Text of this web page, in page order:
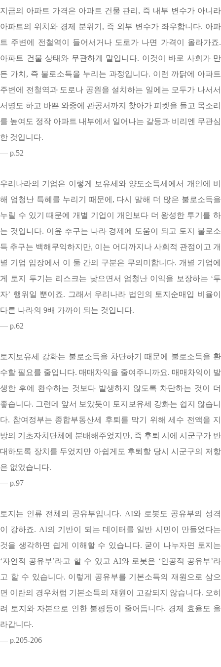
지금의 아파트 가격은 아파트 건물 관리, 즉 내부 변수가 아니라
아파트의 위치와 경제 분위기, 즉 외부 변수가 좌우합니다. 아파
트 주변에 전철역이 들어서거나 도로가 나면 가격이 올라가죠.
아파트 건물 상태와 무관하게 말입니다. 이것이 바로 사회가 만
든 가치, 즉 불로소득을 누리는 과정입니다. 이런 까닭에 아파트
주변에 전철역과 도로나 공원을 설치하는 일에는 모두가 나서서
서명도 하고 바쁜 와중에 관공서까지 찾아가 피켓을 들고 목소리
를 높여도 정작 아파트 내부에서 일어나는 갈등과 비리엔 무관심
한 것입니다.
— p.52
우리나라의 기업은 이렇게 보유세와 양도소득세에서 개인에 비
해 엄청난 특혜를 누리기 때문에, 다시 말해 더 많은 불로소득을
누릴 수 있기 때문에 개별 기업이 개인보다 더 왕성한 투기를 하
는 것입니다. 이윤 추구는 나라 경제에 도움이 되고 토지 불로소
득 추구는 백해무익하지만, 이는 어디까지나 사회적 관점이고 개
별 기업 입장에서 이 둘 간의 구분은 무의미합니다. 개별 기업에
게 토지 투기는 리스크는 낮으면서 엄청난 이익을 보장하는 ‘투
자’ 행위일 뿐이죠. 그래서 우리나라 법인의 토지순매입 비율이
다른 나라의 9배 가까이 되는 것입니다.
— p.62
토지보유세 강화는 불로소득을 차단하기 때문에 불로소득을 환
수할 필요를 줄입니다. 매매차익을 줄여주니까요. 매매차익이 발
생한 후에 환수하는 것보다 발생하지 않도록 차단하는 것이 더
좋습니다. 그런데 앞서 보았듯이 토지보유세 강화는 쉽지 않습니
다. 참여정부는 종합부동산세 후퇴를 막기 위해 세수 전액을 지
방의 기초자치단체에 분배해주었지만, 즉 후퇴 시에 시군구가 반
대하도록 장치를 두었지만 아쉽게도 후퇴할 당시 시군구의 저항
은 없었습니다.
— p.97
토지는 인류 전체의 공유부입니다. AI와 로봇도 공유부의 성격
이 강하죠. AI의 기반이 되는 데이터를 일반 시민이 만들었다는
것을 생각하면 쉽게 이해할 수 있습니다. 굳이 나누자면 토지는
‘자연적 공유부’라고 할 수 있고 AI와 로봇은 ‘인공적 공유부’라
고 할 수 있습니다. 이렇게 공유부를 기본소득의 재원으로 삼으
면 이란의 경우처럼 기본소득의 재원이 고갈되지 않습니다. 오히
려 토지와 자본으로 인한 불평등이 줄어듭니다. 경제 효율도 올
라갑니다.
— p.205-206